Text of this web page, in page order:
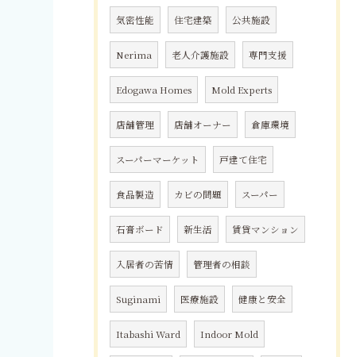
気密性能 住宅建築 公共施設
Nerima 老人介護施設 専門支援
Edogawa Homes Mold Experts
店舗管理 店舗オーナー 倉庫環境
スーパーマーケット 戸建て住宅
食品製造 カビの問題 スーパー
石膏ボード 新生活 賃貸マンション
入居者の苦情 管理者の相談
Suginami 医療施設 健康と安全
Itabashi Ward Indoor Mold